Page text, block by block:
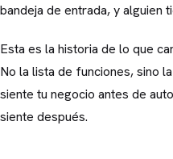
bandeja de entrada, y alguien
Esta es la historia de lo que
No la lista de funciones, sino
siente tu negocio antes de
siente después.